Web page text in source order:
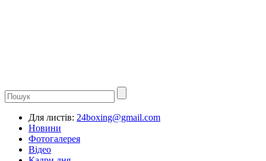
Для листів: 24boxing@gmail.com
Новини
Фотогалерея
Відео